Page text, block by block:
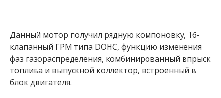
Данный мотор получил рядную компоновку, 16-
клапанный ГРМ типа DOHC, функцию изменения
фаз газораспределения, комбинированный впрыск
топлива и выпускной коллектор, встроенный в
блок двигателя.